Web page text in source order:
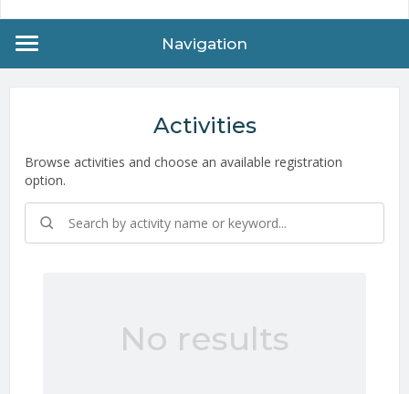
Navigation
Activities
Browse activities and choose an available registration
option.
No results